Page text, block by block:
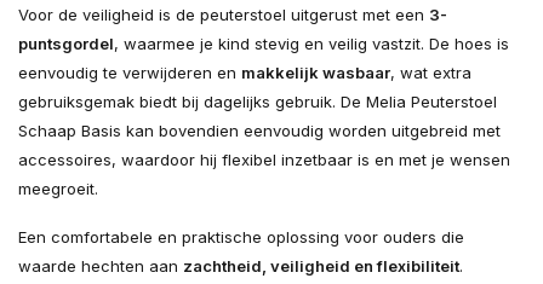
Voor de veiligheid is de peuterstoel uitgerust met een 3-
puntsgordel, waarmee je kind stevig en veilig vastzit. De hoes is
eenvoudig te verwijderen en makkelijk wasbaar, wat extra
gebruiksgemak biedt bij dagelijks gebruik. De Melia Peuterstoel
Schaap Basis kan bovendien eenvoudig worden uitgebreid met
accessoires, waardoor hij flexibel inzetbaar is en met je wensen
meegroeit.
Een comfortabele en praktische oplossing voor ouders die
waarde hechten aan zachtheid, veiligheid en flexibiliteit.